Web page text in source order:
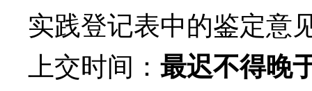
实践登记表中的鉴定意
上交时间： 最迟不得晚